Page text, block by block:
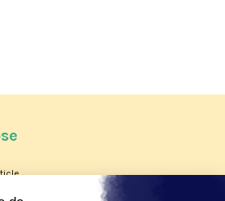
reportages d'été 2026 de KTO